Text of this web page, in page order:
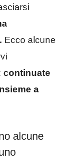
Ecco alcune
continuate
a
alcune